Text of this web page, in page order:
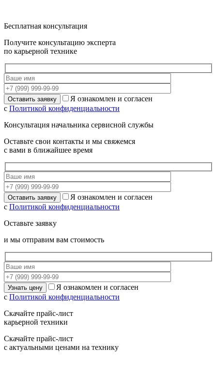
Бесплатная консультация
Получите консультацию эксперта
по карьерной технике
Я ознакомлен и согласен
с Политикой конфиденциальности
Консультация начальника сервисной службы
Оставьте свои контакты и мы свяжемся
с вами в ближайшее время
Я ознакомлен и согласен
с Политикой конфиденциальности
Оставьте заявку
и мы отправим вам стоимость
Я ознакомлен и согласен
с Политикой конфиденциальности
Скачайте прайс-лист
карьерной техники
Скачайте прайс-лист
с актуальными ценами на технику